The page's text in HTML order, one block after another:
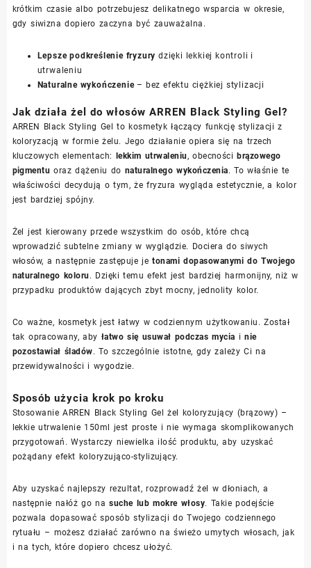
krótkim czasie albo potrzebujesz delikatnego wsparcia w okresie,
gdy siwizna dopiero zaczyna być zauważalna.
Lepsze podkreślenie fryzury dzięki lekkiej kontroli i
utrwaleniu
Naturalne wykończenie– bez efektu ciężkiej stylizacji
Jak działa żel do włosów ARREN Black Styling Gel?
ARREN Black Styling Gel to kosmetyk łączący funkcję stylizacji z
koloryzacją w formie żelu. Jego działanie opiera się na trzech
kluczowych elementach: lekkim utrwaleniu , obecnościbrązowego
pigmentu oraz dążeniu do naturalnego wykończenia. To właśnie te
właściwości decydują o tym, że fryzura wygląda estetycznie, a kolor
jest bardziej spójny.
Żel jest kierowany przede wszystkim do osób, które chcą
wprowadzić subtelne zmiany w wyglądzie. Dociera do siwych
włosów, a następnie zastępuje jetonami dopasowanymi do Twojego
naturalnego koloru . Dzięki temu efekt jest bardziej harmonijny, niż w
przypadku produktów dających zbyt mocny, jednolity kolor.
Co ważne, kosmetyk jest łatwy w codziennym użytkowaniu. Został
tak opracowany, aby łatwo się usuwał podczas mycia inie
pozostawiał śladów. To szczególnie istotne, gdy zależy Ci na
przewidywalności i wygodzie.
Sposób użycia krok po kroku
Stosowanie ARREN Black Styling Gel żel koloryzujący (brązowy) –
lekkie utrwalenie 150ml jest proste i nie wymaga skomplikowanych
przygotowań. Wystarczy niewielka ilość produktu, aby uzyskać
pożądany efekt koloryzująco-stylizujący.
Aby uzyskać najlepszy rezultat, rozprowadź żel w dłoniach, a
następnie nałóż go nasuche lub mokre włosy. Takie podejście
pozwala dopasować sposób stylizacji do Twojego codziennego
rytuału – możesz działać zarówno na świeżo umytych włosach, jak
i na tych, które dopiero chcesz ułożyć.